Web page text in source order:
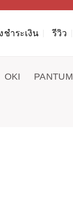
ชำระเงิน รีวิว
OKI PANTUM